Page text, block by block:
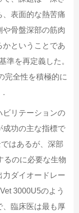
、表面的な熱苦痛
や骨盤深部の筋肉
ということであ
準を再定義した。
完全性を積極的に
.
ビリテーションの
成功の主な指標で
はあるが、深部
るのに必要な生物
ダイオードレー
3000U5のよう
、臨床医は最も厚